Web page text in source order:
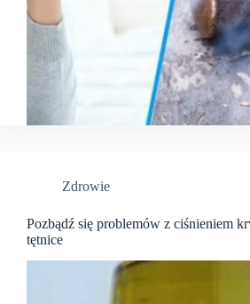
Zdrowie
Pozbądź się problemów z ciśnieniem
tętnice